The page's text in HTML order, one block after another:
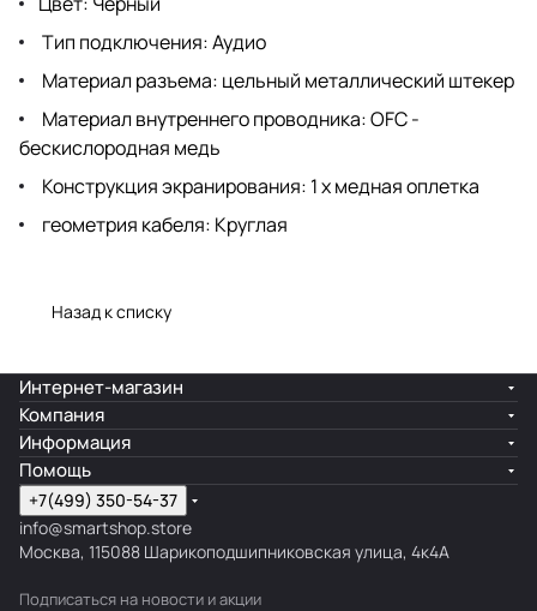
Тип подключения: Аудио
Материал разъема: цельный металлический штекер
Материал внутреннего проводника: OFC -
бескислородная медь
Конструкция экранирования: 1 х медная оплетка
геометрия кабеля: Круглая
Назад к списку
Интернет-магазин
Компания
Информация
Помощь
+7(499) 350-54-37
info@smartshop.store
Москва, 115088 Шарикоподшипниковская улица, 4к4А
Подписаться на новости и акции